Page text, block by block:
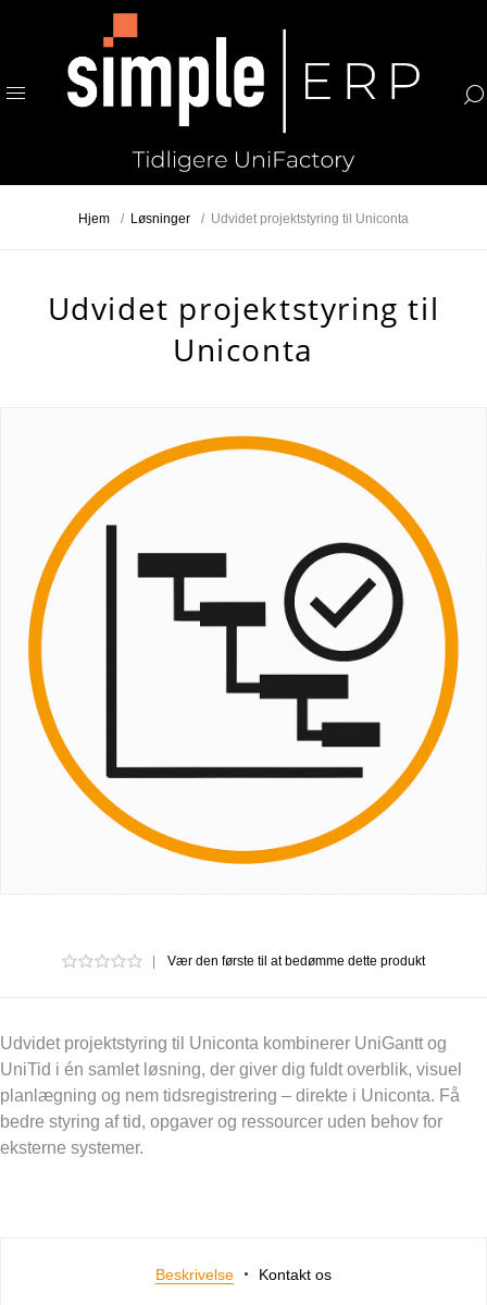
Hjem / Løsninger / Udvidet projektstyring til Uniconta
Udvidet projektstyring til
Uniconta
| Vær den første til at bedømme dette produkt
Udvidet projektstyring til Uniconta kombinerer UniGantt og
UniTid i én samlet løsning, der giver dig fuldt overblik, visuel
planlægning og nem tidsregistrering – direkte i Uniconta. Få
bedre styring af tid, opgaver og ressourcer uden behov for
eksterne systemer.
Beskrivelse Kontakt os